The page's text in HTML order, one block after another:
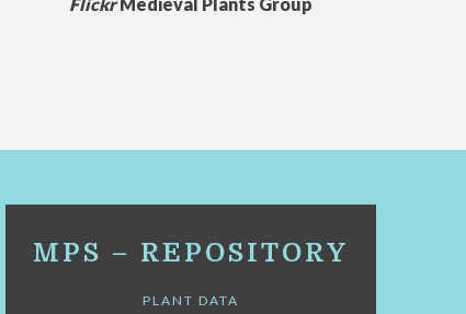
MPS – REPOSITORY
PLANT DATA